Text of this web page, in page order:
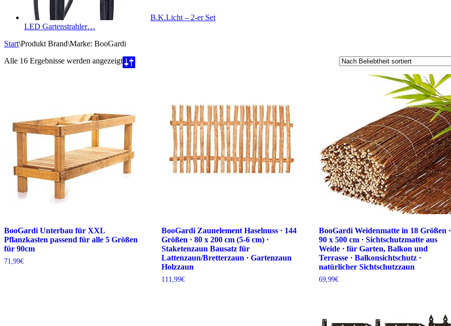
B.K.Licht – 2-er Set
LED Gartenstrahler…
Start\Produkt Brand\Marke: BooGardi
Alle 16 Ergebnisse werden angezeigtNach
Beliebtheit
BooGardi Unterbau für XXL
Pflanzkasten passend für alle 5 Größen
für 90cm
71,99€
BooGardi Zaunelement Haselnuss · 144
Größen · 80 x 200 cm (5-6 cm) ·
Staketenzaun Bausatz für
Lattenzaun/Bretterzaun · Gartenzaun
Holzzaun
111,99€
BooGardi Weidenmatte in 18 Größen ·
90 x 500 cm · Sichtschutzmatte aus
Weide · für Garten, Balkon und
Terrasse · Balkonsichtschutz ·
natürlicher Sichtschutzzaun
69,99€